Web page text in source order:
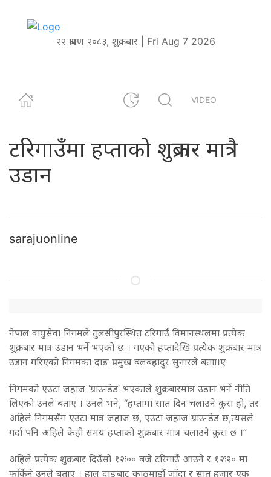
२२ श्रावण २०८३, शुक्रबार | Fri Aug 7 2026
VIDEO
टरिगाउँमा हप्ताको शुक्रबार मात्रै
उडान
sarajuonline
नेपाल वायुसेवा निगमले तुलसीपुरस्थित टरिगाउँ विमानस्थलमा प्रत्येक
शुक्रबार मात्र उडान भर्ने भएको छ । गएको हप्तादेखि प्रत्येक शुक्रबार मात्र
उडान गरिएको निगमका दाङ प्रमुख बलबहादुर सुनारले बताा।ए
निगमको एउटा जहाज ‘ग्राउन्डेड’ भएकाले शुक्रबारमात्र उडान भर्ने नीति
लिएको उनले बताए । उनलेे भने, “हप्तामा सात दिन चलाउने कुरा हो, तर
अहिले निगमसँग एउटा मात्र जहाज छ, एउटा जहाज ग्राउन्डेड छ,त्यसले
गर्दा पनि अहिले केही समय हप्ताको शुक्रबार मात्र चलाउने कुरा छ ।”
अहिले प्रत्येक शुक्रबार दिउँसो १२ः०० बजे टरिगाउँ आउने र १२ः२० मा
फर्किने उनले बताए । हाल दाङबाट काठमाडौँ जाँदा र सात हजार एक